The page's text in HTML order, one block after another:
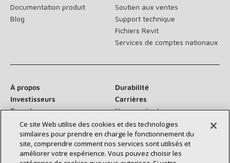
Documentation produit
Blog
Soutien aux ventes
Support technique
Fichiers Revit
Services de comptes nationaux
À propos
Durabilité
Investisseurs
Carrières
Fournisseurs
Nous contacter
Salle de presse
Ce site Web utilise des cookies et des technologies
similaires pour prendre en charge le fonctionnement du
site, comprendre comment nos services sont utilisés et
améliorer votre expérience. Vous pouvez choisir les